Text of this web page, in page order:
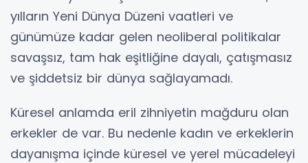
yılların Yeni Dünya Düzeni vaatleri ve
günümüze kadar gelen neoliberal politikalar
savaşsız, tam hak eşitliğine dayalı, çatışmasız
ve şiddetsiz bir dünya sağlayamadı.
Küresel anlamda eril zihniyetin mağduru olan
erkekler de var. Bu nedenle kadın ve erkeklerin
dayanışma içinde küresel ve yerel mücadeleyi